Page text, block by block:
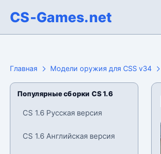
CS-Games.net
Главная Модели оружия для CSS v34
Популярные сборки CS 1.6
CS 1.6 Русская версия
CS 1.6 Английская версия